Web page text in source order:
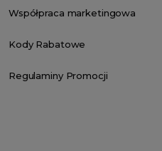
Współpraca marketingowa
Kody Rabatowe
Regulaminy Promocji